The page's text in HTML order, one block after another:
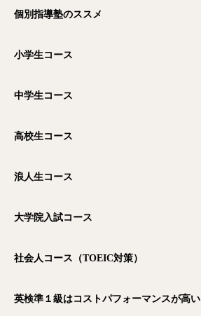
個別指導塾のススメ
小学生コース
中学生コース
高校生コース
浪人生コース
大学院入試コース
社会人コース（TOEIC対策）
英検準１級はコストパフォーマンスが高い